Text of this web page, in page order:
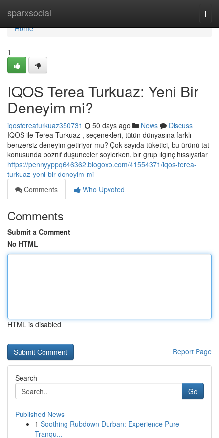
sparxsocial
Home
Home
1
IQOS Terea Turkuaz: Yeni Bir
Deneyim mi?
iqostereaturkuaz350731 50 days ago News
Discuss
IQOS ile Terea Turkuaz , seçenekleri, tütün dünyasına farklı
benzersiz deneyim getiriyor mu? Çok sayıda tüketici, bu ürünü tat
konusunda pozitif düşünceler söylerken, bir grup ilginç hissiyatlar
https://pennyyppq646362.blogoxo.com/41554371/iqos-terea-
turkuaz-yeni-bir-deneyim-mi
Comments
Who Upvoted
Comments
Submit a Comment
No HTML
HTML is disabled
Report Page
Search
Go
Published News
1 Soothing Rubdown Durban: Experience Pure
Tranqu...